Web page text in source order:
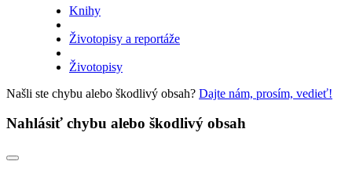
Knihy
Životopisy a reportáže
Životopisy
Našli ste chybu alebo škodlivý obsah? Dajte nám, prosím, vedieť!
Nahlásiť chybu alebo škodlivý obsah